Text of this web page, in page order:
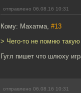
отправлено 06.08.16 10:31
Кому: Махатма, #13
> Чего-то не помню
Гугл пишет что шлюху
отправлено 06.08.16 10:31